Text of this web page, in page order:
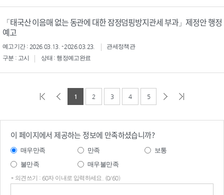
「태국산 이음매 없는 동관에 대한 잠정덤핑방지관세 부과」제정안 행정
예고
예고기간 : 2026.03.13. - 2026.03.23.
관세정책관
구분 : 고시
상태 : 행정예고완료
1 2 3 4 5
이 페이지에서 제공하는 정보에 만족하셨습니까?
매우만족 만족
보통
불만족
매우불만족
* 의견쓰기 : 60자 이내로 입력하세요. (0/60)